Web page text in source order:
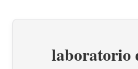
laboratorio